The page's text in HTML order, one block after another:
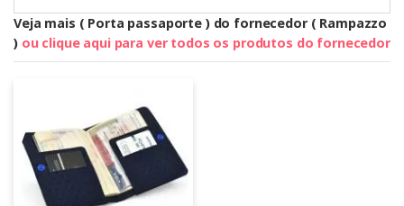
Veja mais ( Porta passaporte ) do fornecedor ( Rampazzo
) ou clique aqui para ver todos os produtos do fornecedor